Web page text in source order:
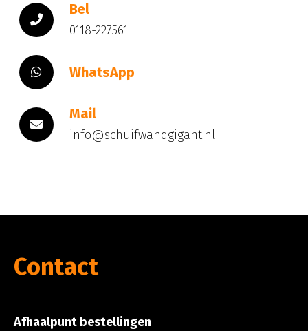
Bel
0118-227561
WhatsApp
Mail
info@schuifwandgigant.nl
Contact
Afhaalpunt bestellingen